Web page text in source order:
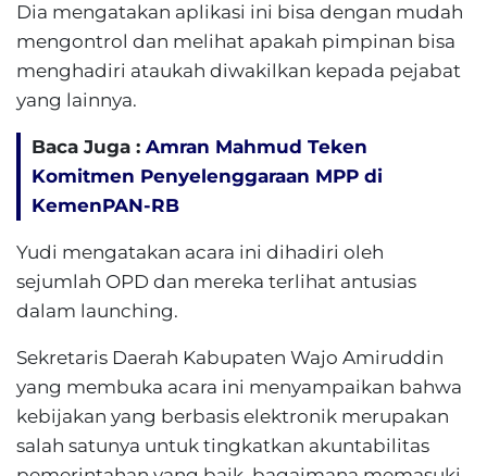
Dia mengatakan aplikasi ini bisa dengan mudah
mengontrol dan melihat apakah pimpinan bisa
menghadiri ataukah diwakilkan kepada pejabat
yang lainnya.
Baca Juga : Amran Mahmud Teken
Komitmen Penyelenggaraan MPP di
KemenPAN-RB
Yudi mengatakan acara ini dihadiri oleh
sejumlah OPD dan mereka terlihat antusias
dalam launching.
Sekretaris Daerah Kabupaten Wajo Amiruddin
yang membuka acara ini menyampaikan bahwa
kebijakan yang berbasis elektronik merupakan
salah satunya untuk tingkatkan akuntabilitas